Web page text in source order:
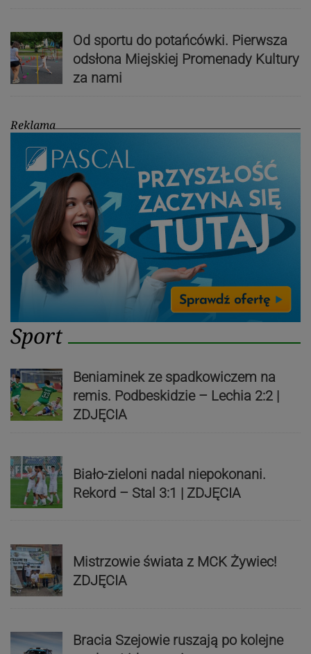
Od sportu do potańcówki. Pierwsza
odsłona Miejskiej Promenady Kultury
za nami
Reklama
Sport
Beniaminek ze spadkowiczem na
remis. Podbeskidzie – Lechia 2:2 |
ZDJĘCIA
Biało-zieloni nadal niepokonani.
Rekord – Stal 3:1 | ZDJĘCIA
Mistrzowie świata z MCK Żywiec!
ZDJĘCIA
Bracia Szejowie ruszają po kolejne